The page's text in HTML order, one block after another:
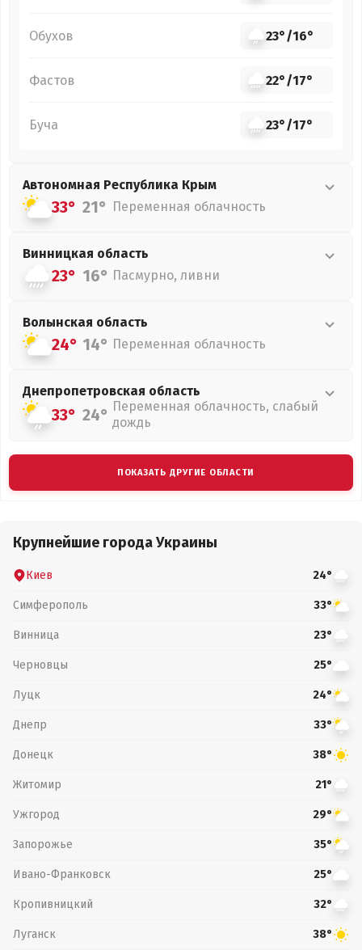
Обухов 23°/16°
Фастов 22°/17°
Буча 23°/17°
Автономная Республика Крым
33° 21° Переменная облачность
Винницкая область
23° 16° Пасмурно, ливни
Волынская область
24° 14° Переменная облачность
Днепропетровская область
33° 24° Переменная облачность, слабый
дождь
ПОКАЗАТЬ ДРУГИЕ ОБЛАСТИ
Крупнейшие города Украины
Киев 24°
Симферополь 33°
Винница 23°
Черновцы 25°
Луцк 24°
Днепр 33°
Донецк 38°
Житомир 21°
Ужгород 29°
Запорожье 35°
Ивано-Франковск 25°
Кропивницкий 32°
Луганск 38°